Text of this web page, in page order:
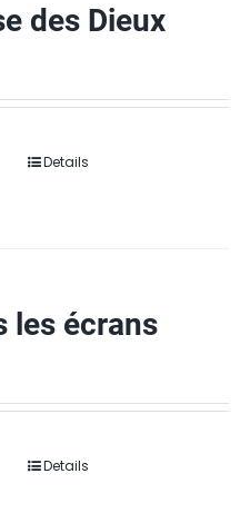
des Dieux
Details
les écrans
Details